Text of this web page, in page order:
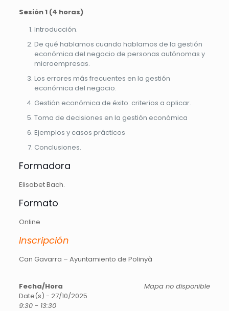
Sesión 1 (4 horas)
Introducción.
De qué hablamos cuando hablamos de la gestión
económica del negocio de personas autónomas y
microempresas.
Los errores más frecuentes en la gestión
económica del negocio.
Gestión económica de éxito: criterios a aplicar.
Toma de decisiones en la gestión económica
Ejemplos y casos prácticos
Conclusiones.
Formadora
Elisabet Bach.
Formato
Online
Inscripción
Can Gavarra – Ayuntamiento de Polinyà
Mapa no disponible
Fecha/Hora
Date(s) - 27/10/2025
9:30 - 13:30